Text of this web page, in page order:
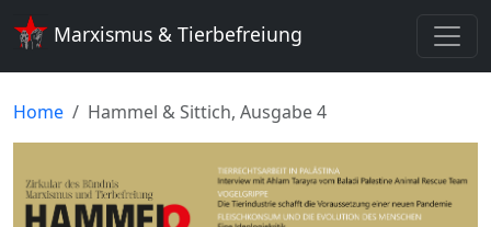
Marxismus & Tierbefreiung
Home Hammel & Sittich, Ausgabe 4